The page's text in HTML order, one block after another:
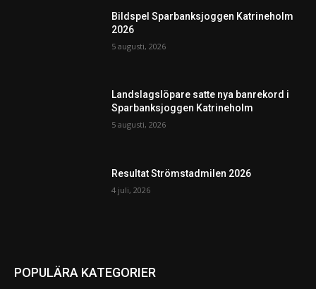
Bildspel Sparbanksjoggen Katrineholm
2026
5 augusti, 2026
Landslagslöpare satte nya banrekord i
Sparbanksjoggen Katrineholm
5 augusti, 2026
Resultat Strömstadmilen 2026
4 juli, 2026
POPULÄRA KATEGORIER